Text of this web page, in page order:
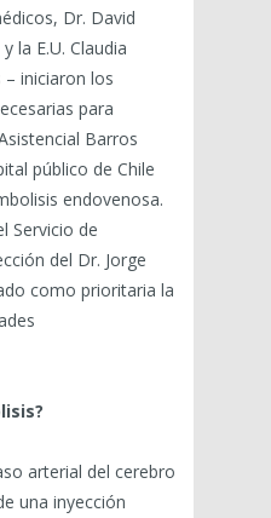
Dr. David
la E.U. Claudia
iniciaron los
para
Barros
público de Chile
endovenosa.
Servicio de
del Dr. Jorge
como prioritaria la
arterial del cerebro
una inyección